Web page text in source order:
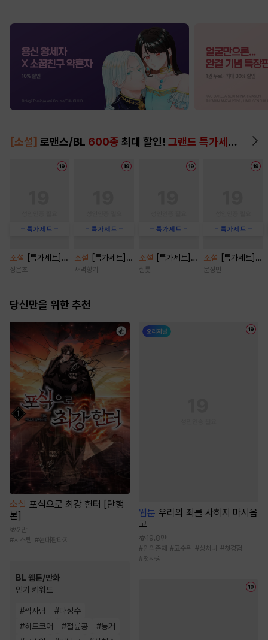
[소설] 로맨스/BL 600종 최대 할인! 그랜드 특가세트
소설
[특가세트]
광애록 [단행본]
정은초
소설
[특가세트]
함부로 사랑 [단행
새벽향기
소설
[특가세트]
[BL] 가짜 스폰
살룻
소설
[특가세트]
캠퍼스 파트너 [단
문정민
당신만을 위한 추천
소설 포식으로 최강 헌터 [단행
본]
2만
#시스템 #현대판타지
BL 웹툰/만화
인기 키워드
#짝사랑 #다정수
#하드코어 #절륜공 #동거
웹툰 우리의 죄를 사하지 마시옵
고
19.8만
#인외존재 #고수위 #상처녀 #첫경험
#첫사랑